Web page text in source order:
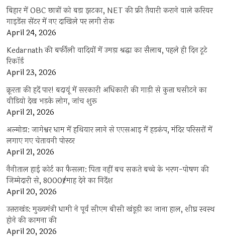
बिहार में OBC छात्रों को बड़ा झटका, NET की फ्री तैयारी कराने वाले करियर
गाइडेंस सेंटर में नए दाखिले पर लगी रोक
April 24, 2026
Kedarnath की बर्फीली वादियों में उमड़ा श्रद्धा का सैलाब, पहले ही दिन टूटे
रिकॉर्ड
April 23, 2026
क्रूरता की हदें पार! बदायूं में सरकारी अधिकारी की गाड़ी से कुत्ता घसीटने का
वीडियो देख भड़के लोग, जांच शुरू
April 21, 2026
अल्मोड़ा: जागेश्वर धाम में हथियार लाने से एएसआइ में हड़कंप, मंदिर परिसरों में
लगाए गए चेतावनी पोस्टर
April 21, 2026
नैनीताल हाई कोर्ट का फैसला: पिता नहीं बच सकते बच्चे के भरण-पोषण की
जिम्मेदारी से, 8000₹/माह देने का निर्देश
April 20, 2026
उत्तराखंड: मुख्यमंत्री धामी ने पूर्व सीएम बीसी खंडूड़ी का जाना हाल, शीघ्र स्वस्थ
होने की कामना की
April 20, 2026